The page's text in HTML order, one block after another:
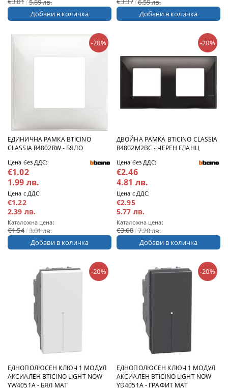
5.89 лв. 6.59 лв.
ЕДИНИЧНА РАМКА BTICINO
CLASSIA R4802RW - БЯЛО
-20%
Цена без ДДС:
€1.02
1.99 лв.
Цена с ДДС:
€1.22
2.39 лв.
Каталожна цена:
€1.54 3.01 лв.
ДВОЙНА РАМКА BTICINO CLASSIA
R4802M2BC - ЧЕРЕН ГЛАНЦ
-20%
Цена без ДДС:
€2.46
4.81 лв.
Цена с ДДС:
€2.95
5.77 лв.
Каталожна цена:
€3.68 7.20 лв.
ЕДНОПОЛЮСЕН КЛЮЧ 1 МОДУЛ
АКСИАЛЕН BTICINO LIGHT NOW
YW4051A - БЯЛ МАТ
-20%
ЕДНОПОЛЮСЕН КЛЮЧ 1 МОДУЛ
АКСИАЛЕН BTICINO LIGHT NOW
YD4051A - ГРАФИТ МАТ
-20%